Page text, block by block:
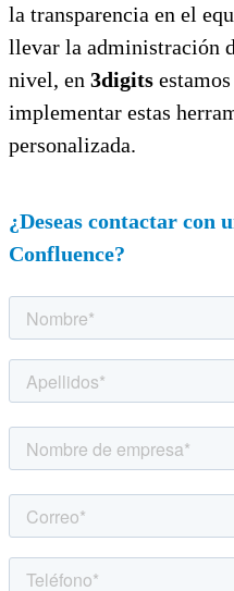
la transparencia en el
llevar la administración
nivel, en 3digits
implementar estas
personalizada.
¿Deseas contactar con
Confluence?